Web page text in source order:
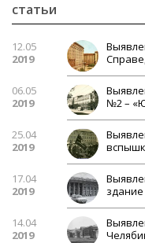
статьи
12.05
2019
06.05
2019
№2 –
25.04
2019
17.04
2019
здание
14.04
2019